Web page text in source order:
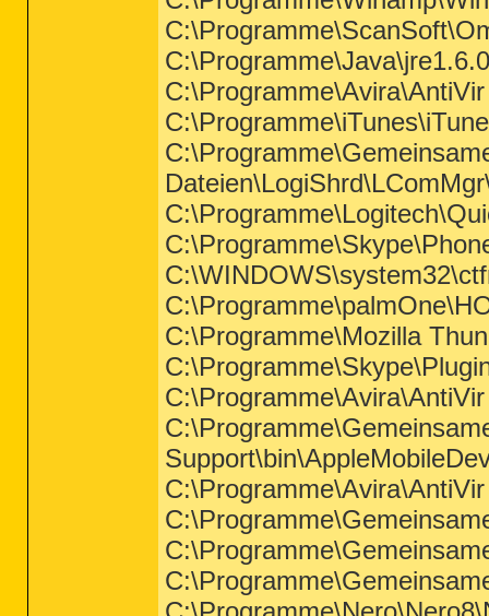
C:\Programme\Mozilla